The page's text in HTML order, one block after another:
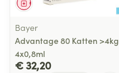
Geneesmiddel
Bayer
Advantage 80 Katten >4kg
4x0,8ml
€ 32,20